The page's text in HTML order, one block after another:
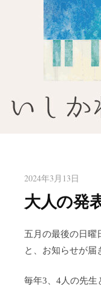
2024年3月13日
大人の発
五月の最後の日曜
と、お知らせが届
毎年3、4人の先生